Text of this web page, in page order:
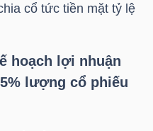
cổ tức tiền mặt tỷ lệ
hoạch lợi nhuận
lượng cổ phiếu